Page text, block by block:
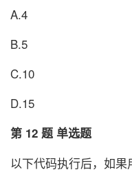
A.4
B.5
C.10
D.15
第 12 题 单选题
以下代码执行后，如